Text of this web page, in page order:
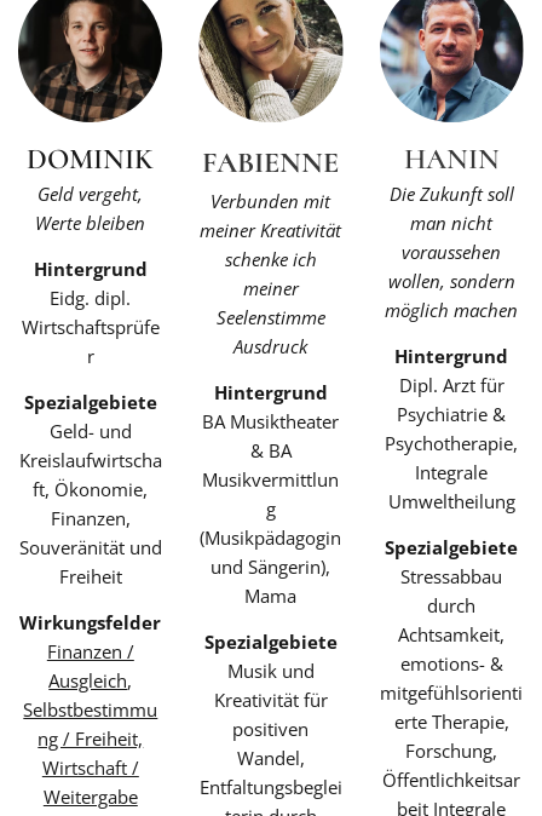
DOMINIK
Geld vergeht,
Werte bleiben
Hintergrund
Eidg. dipl.
Wirtschaftsprüfe
r
Spezialgebiete
Geld- und
Kreislaufwirtscha
ft, Ökonomie,
Finanzen,
Souveränität und
Freiheit
Wirkungsfelder
Finanzen /
Ausgleich,
Selbstbestimmu
ng / Freiheit,
Wirtschaft /
Weitergabe
FABIENNE
Verbunden mit
meiner Kreativität
schenke ich
meiner
Seelenstimme
Ausdruck
Hintergrund
BA Musiktheater
& BA
Musikvermittlun
g
(Musikpädagogin
und Sängerin),
Mama
Spezialgebiete
Musik und
Kreativität für
positiven
Wandel,
Entfaltungsbeglei
HANIN
Die Zukunft soll
man nicht
voraussehen
wollen, sondern
möglich machen
Hintergrund
Dipl. Arzt für
Psychiatrie &
Psychotherapie,
Integrale
Umweltheilung
Spezialgebiete
Stressabbau
durch
Achtsamkeit,
emotions- &
mitgefühlsorienti
erte Therapie,
Forschung,
Öffentlichkeitsar
beit Integrale